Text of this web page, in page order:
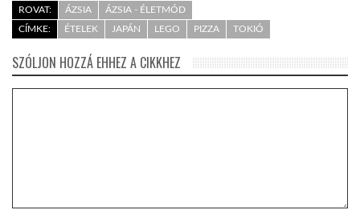
ROVAT: ÁZSIA
ÁZSIA - ÉLETMÓD
CÍMKE:
ÉTELEK JAPÁN LEGO PIZZA TOKIÓ
SZÓLJON HOZZÁ EHHEZ A CIKKHEZ